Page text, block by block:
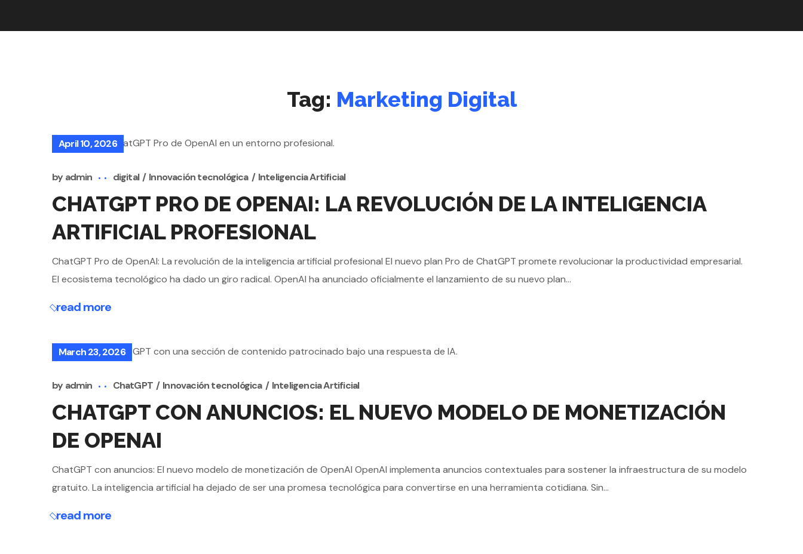
Tag: Marketing Digital
April 10, 2026
by admin digital Innovación tecnológica Inteligencia Artificial
CHATGPT PRO DE OPENAI: LA REVOLUCIÓN DE LA INTELIGENCIA
ARTIFICIAL PROFESIONAL
ChatGPT Pro de OpenAI: La revolución de la inteligencia artificial profesional El nuevo plan Pro de ChatGPT promete revolucionar la productividad empresarial.
El ecosistema tecnológico ha dado un giro radical. OpenAI ha anunciado oficialmente el lanzamiento de su nuevo plan...
read more
March 23, 2026
by admin ChatGPT Innovación tecnológica Inteligencia Artificial
CHATGPT CON ANUNCIOS: EL NUEVO MODELO DE MONETIZACIÓN
DE OPENAI
ChatGPT con anuncios: El nuevo modelo de monetización de OpenAI OpenAI implementa anuncios contextuales para sostener la infraestructura de su modelo
gratuito. La inteligencia artificial ha dejado de ser una promesa tecnológica para convertirse en una herramienta cotidiana. Sin...
read more